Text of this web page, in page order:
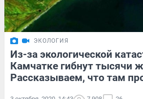
ЭКОЛОГИЯ
Из-за экологической
Камчатке гибнут тысячи
Рассказываем, что там